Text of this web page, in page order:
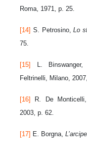
Roma, 1971, p. 25.
[14] S. Petrosino,Lo
75.
[15] L. Binswanger,
Feltrinelli, Milano,
[16] R. De Monticelli,
2003, p. 62.
[17] E. Borgna,